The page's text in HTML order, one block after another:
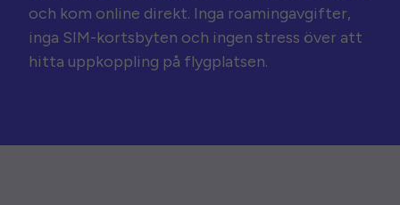
och kom online direkt. Inga roamingavgifter,
inga SIM-kortsbyten och ingen stress över att
hitta uppkoppling på flygplatsen.